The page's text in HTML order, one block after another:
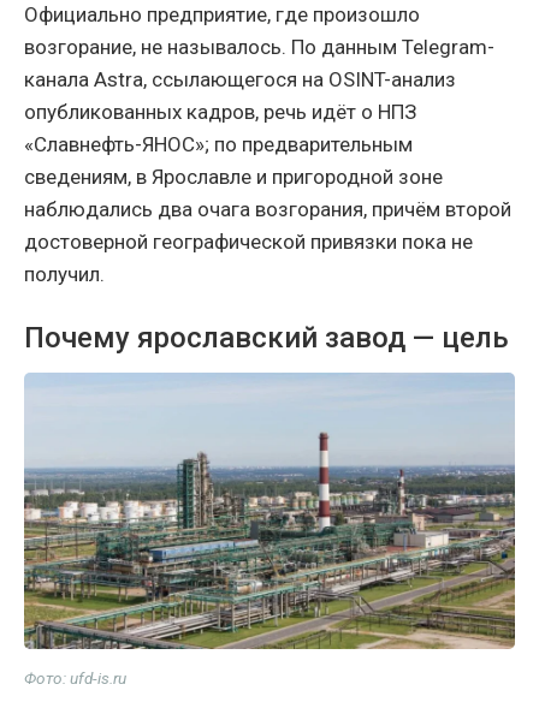
Официально предприятие, где произошло
возгорание, не называлось. По данным Telegram-
канала Astra, ссылающегося на OSINT-анализ
опубликованных кадров, речь идёт о НПЗ
«Славнефть-ЯНОС»; по предварительным
сведениям, в Ярославле и пригородной зоне
наблюдались два очага возгорания, причём второй
достоверной географической привязки пока не
получил.
Почему ярославский завод — цель
Фото: ufd-is.ru